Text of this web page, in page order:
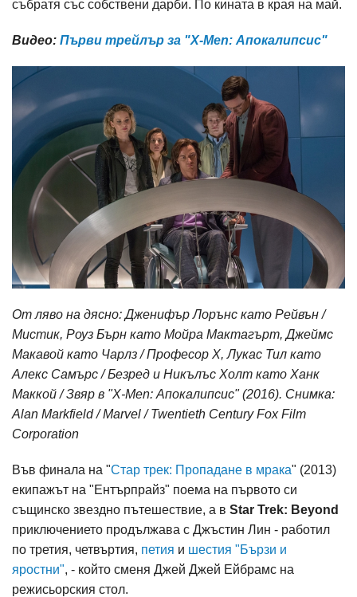
събратя със собствени дарби. По кината в края на май.
Видео: Първи трейлър за "X-Men: Апокалипсис"
От ляво на дясно: Дженифър Лорънс като Рейвън /
Мистик, Роуз Бърн като Мойра Мактагърт, Джеймс
Макавой като Чарлз / Професор Х, Лукас Тил като
Алекс Самърс / Безред и Никълъс Холт като Ханк
Маккой / Звяр в "X-Men: Апокалипсис" (2016). Снимка:
Alan Markfield / Marvel / Twentieth Century Fox Film
Corporation
Във финала на "Стар трек: Пропадане в мрака" (2013)
екипажът на "Ентърпрайз" поема на първото си
същинско звездно пътешествие, а в Star Trek: Beyond
приключението продължава с Джъстин Лин - работил
по третия, четвъртия, петия и шестия "Бързи и
яростни", - който сменя Джей Джей Ейбрамс на
режисьорския стол.